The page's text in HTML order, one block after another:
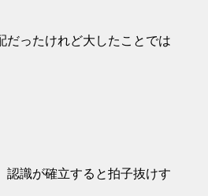
ったけれど大したことでは
識が確立すると拍子抜けす